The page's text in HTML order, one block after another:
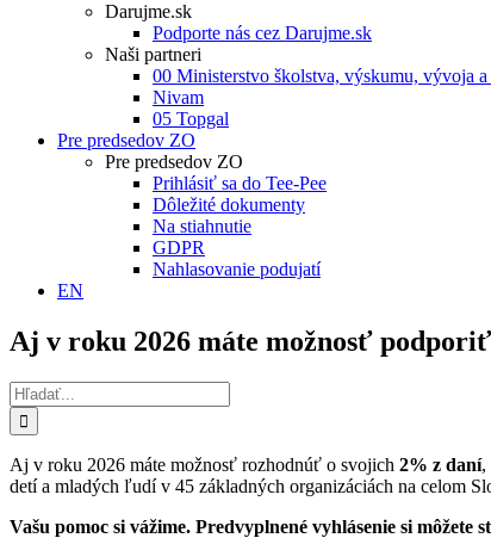
Darujme.sk
Podporte nás cez Darujme.sk
Naši partneri
00 Ministerstvo školstva, výskumu, vývoja a
Nivam
05 Topgal
Pre predsedov ZO
Pre predsedov ZO
Prihlásiť sa do Tee-Pee
Dôležité dokumenty
Na stiahnutie
GDPR
Nahlasovanie podujatí
EN
Aj v roku 2026 máte možnosť
Hľadať:
Aj v roku 2026 máte možnosť rozhodnúť o svojich 2% z daní,
detí a mladých ľudí v 45 základných organizáciách na celom
Vašu pomoc si vážime. Predvyplnené vyhlásenie si môžete